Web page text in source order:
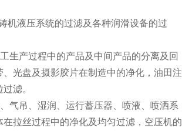
机液压系统的过滤及各种润滑设备的过
生产过程中的产品及中间产品的分离及回
光盘及摄影胶片在制造中的净化，油田注
滤。
气吊、湿润、运行蓄压器、喷液、喷洒系
拉丝过程中的净化及均匀过滤，空压机的